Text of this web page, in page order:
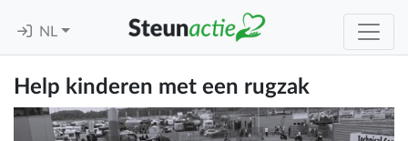
NL
Help kinderen met een rugzak